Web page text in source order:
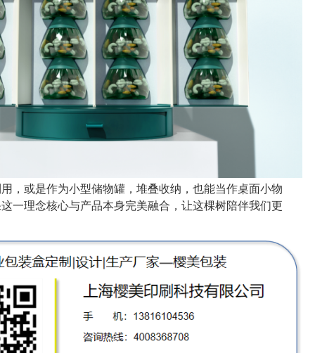
，或是作为小型储物罐，堆叠收纳，也能当作桌面小物
一理念核心与产品本身完美融合，让这棵树陪伴我们更